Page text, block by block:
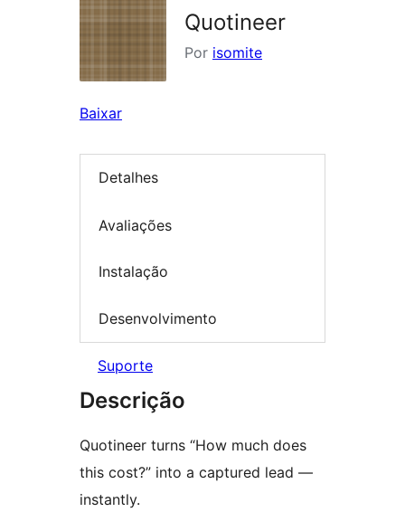
Quotineer
Por isomite
Baixar
Detalhes
Avaliações
Instalação
Desenvolvimento
Suporte
Descrição
Quotineer turns “How much does
this cost?” into a captured lead —
instantly.